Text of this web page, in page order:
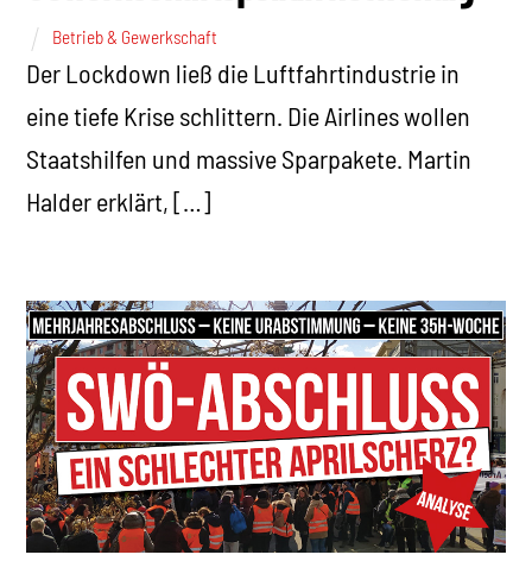
Betrieb & Gewerkschaft
Der Lockdown ließ die Luftfahrtindustrie in
eine tiefe Krise schlittern. Die Airlines wollen
Staatshilfen und massive Sparpakete. Martin
Halder erklärt, […]